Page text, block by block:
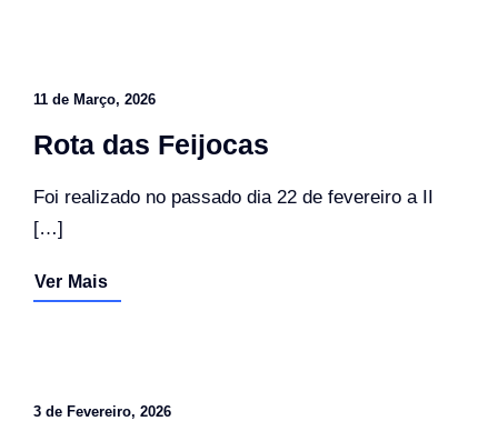
11 de Março, 2026
Rota das Feijocas
Foi realizado no passado dia 22 de fevereiro a II
[…]
Ver Mais
3 de Fevereiro, 2026